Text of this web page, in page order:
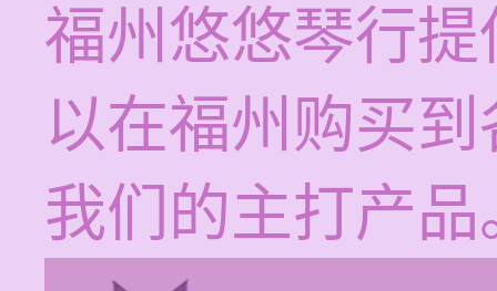
福州悠悠琴行
以在福州购买
我们的主打产品